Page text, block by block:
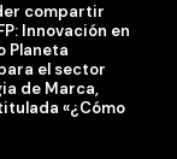
compartir
Innovación en
Planeta
el sector
de Marca,
«¿Cómo